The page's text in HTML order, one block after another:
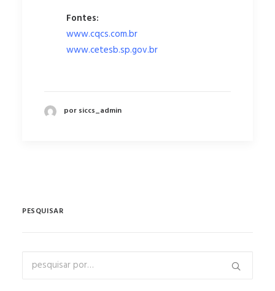
Fontes:
www.cqcs.com.br
www.cetesb.sp.gov.br
por siccs_admin
PESQUISAR